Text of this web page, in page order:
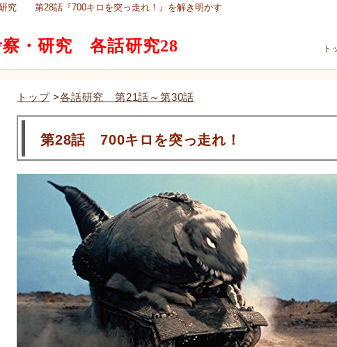
究 第28話『700キロを突っ走れ！』を解き明かす
・研究 各話研究28 ト
トップ>各話研究 第21話～第30話
第28話 700キロを突っ走れ！